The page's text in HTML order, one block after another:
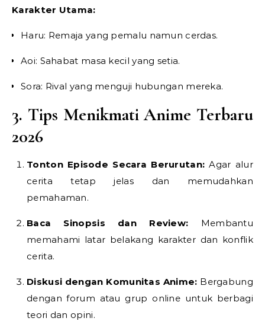
Karakter Utama:
Haru: Remaja yang pemalu namun cerdas.
Aoi: Sahabat masa kecil yang setia.
Sora: Rival yang menguji hubungan mereka.
3. Tips Menikmati Anime Terbaru
2026
Tonton Episode Secara Berurutan: Agar alur
cerita tetap jelas dan memudahkan
pemahaman.
Baca Sinopsis dan Review: Membantu
memahami latar belakang karakter dan konflik
cerita.
Diskusi dengan Komunitas Anime: Bergabung
dengan forum atau grup online untuk berbagi
teori dan opini.